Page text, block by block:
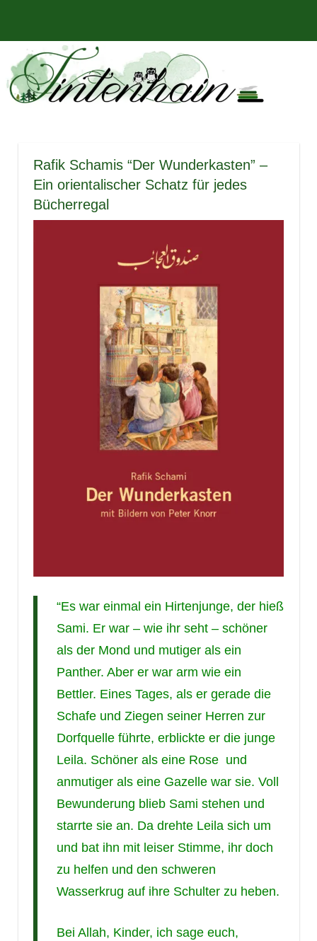
springen
Tintenhain
–
Der
Rezensionen
und
mehr
Rafik Schamis “Der Wunderkasten” –
Ein orientalischer Schatz für jedes
Bücherregal
“Es war einmal ein Hirtenjunge, der hieß
Sami. Er war – wie ihr seht – schöner
als der Mond und mutiger als ein
Panther. Aber er war arm wie ein
Bettler. Eines Tages, als er gerade die
Schafe und Ziegen seiner Herren zur
Dorfquelle führte, erblickte er die junge
Leila. Schöner als eine Rose und
anmutiger als eine Gazelle war sie. Voll
Bewunderung blieb Sami stehen und
starrte sie an. Da drehte Leila sich um
und bat ihn mit leiser Stimme, ihr doch
zu helfen und den schweren
Wasserkrug auf ihre Schulter zu heben.
Bei Allah, Kinder, ich sage euch,